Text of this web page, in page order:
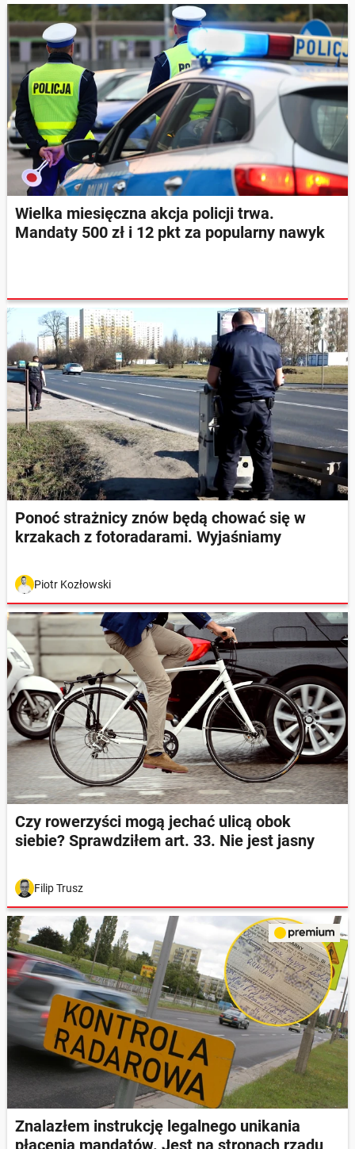
Wielka miesięczna akcja policji trwa.
Mandaty 500 zł i 12 pkt za popularny nawyk
Ponoć strażnicy znów będą chować się w
krzakach z fotoradarami. Wyjaśniamy
Piotr Kozłowski
Czy rowerzyści mogą jechać ulicą obok
siebie? Sprawdziłem art. 33. Nie jest jasny
Filip Trusz
Znalazłem instrukcję legalnego unikania
płacenia mandatów. Jest na stronach rządu